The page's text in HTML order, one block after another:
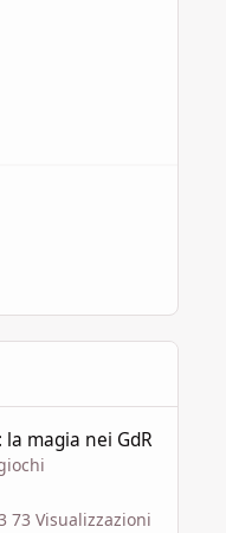
magia nei GdR
73 Visualizzazioni